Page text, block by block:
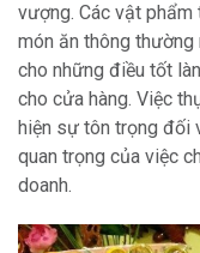
vượng. Các vật phẩm
món ăn thông
cho những điều tốt
cho cửa hàng. Việc
hiện sự tôn trọng đối
quan trọng của việc
doanh.